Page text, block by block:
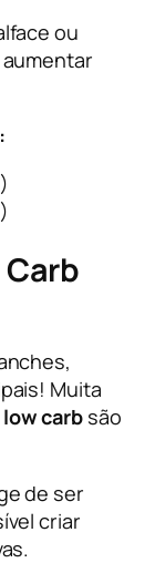
ou
)
Muita
carbsão
de ser
criar